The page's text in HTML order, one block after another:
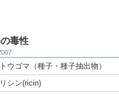
毒性
トウゴマ（種子・種子抽出物）
リシン(ricin)